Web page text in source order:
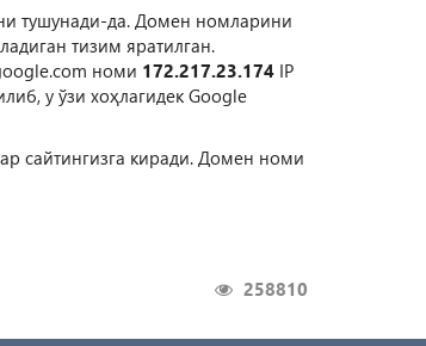
тушунади-да. Домен номларини
тизим яратилган.
номи 172.217.23.174IP
у ўзи хоҳлагидек Google
сайтингизга киради. Домен номи
258810